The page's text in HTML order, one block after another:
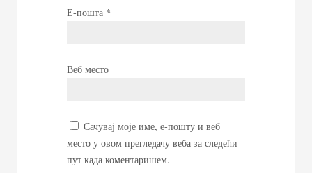
Е-пошта *
Веб место
Сачувај моје име, е-пошту и веб
место у овом прегледачу веба за следећи
пут када коментаришем.